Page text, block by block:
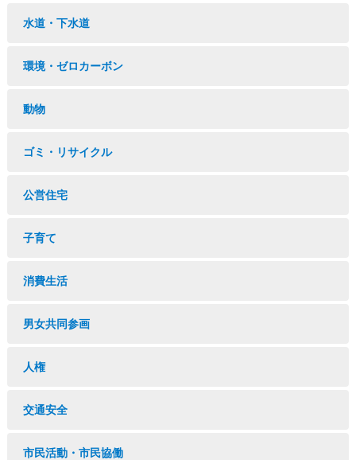
水道・下水道
環境・ゼロカーボン
動物
ゴミ・リサイクル
公営住宅
子育て
消費生活
男女共同参画
人権
交通安全
市民活動・市民協働